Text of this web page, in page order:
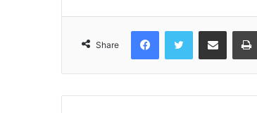
Share
FacebookTwitter Share via Email